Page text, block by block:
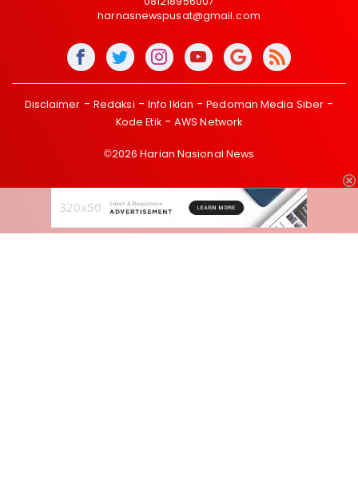
harnasnewspusat@gmail.com
Disclaimer Redaksi Info Iklan
Pedoman Media Siber
Kode Etik
AWS Network
©2026 Harian Nasional News